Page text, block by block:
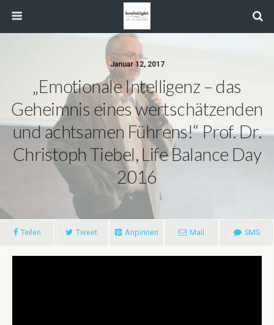
Januar 12, 2017
„Emotionale Intelligenz – das
Geheimnis eines wertschätzenden
und achtsamen Führens!“ Prof. Dr.
Christoph Tiebel, Life Balance Day
2016
Teilen Tweet Anpinnen Mail SMS